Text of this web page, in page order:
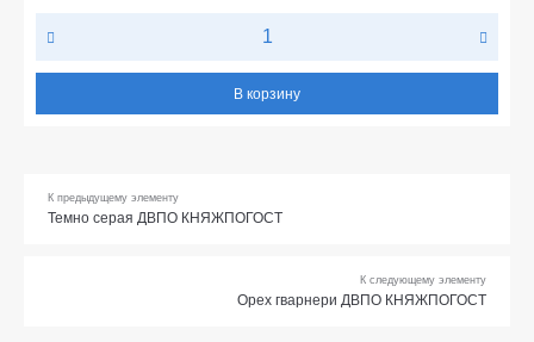
В корзину
К предыдущему элементу
Темно серая ДВПО КНЯЖПОГОСТ
К следующему элементу
Орех гварнери ДВПО КНЯЖПОГОСТ